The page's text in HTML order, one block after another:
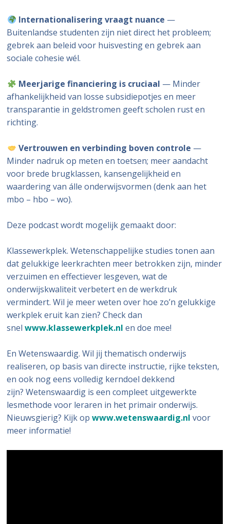
Internationalisering vraagt nuance —
Buitenlandse studenten zijn niet direct het probleem;
gebrek aan beleid voor huisvesting en gebrek aan
sociale cohesie wél.
Meerjarige financiering is cruciaal — Minder
afhankelijkheid van losse subsidiepotjes en meer
transparantie in geldstromen geeft scholen rust en
richting.
Vertrouwen en verbinding boven controle —
Minder nadruk op meten en toetsen; meer aandacht
voor brede brugklassen, kansengelijkheid en
waardering van álle onderwijsvormen (denk aan het
mbo – hbo – wo).
Deze podcast wordt mogelijk gemaakt door:
Klassewerkplek. Wetenschappelijke studies tonen aan
dat gelukkige leerkrachten meer betrokken zijn, minder
verzuimen en effectiever lesgeven, wat de
onderwijskwaliteit verbetert en de werkdruk
vermindert. Wil je meer weten over hoe zo’n gelukkige
werkplek eruit kan zien? Check dan
snelwww.klassewerkplek.nl en doe mee!
En Wetenswaardig. Wil jij thematisch onderwijs
realiseren, op basis van directe instructie, rijke teksten,
en ook nog eens volledig kerndoel dekkend
zijn? Wetenswaardig is een compleet uitgewerkte
lesmethode voor leraren in het primair onderwijs.
Nieuwsgierig? Kijk opwww.wetenswaardig.nl voor
meer informatie!